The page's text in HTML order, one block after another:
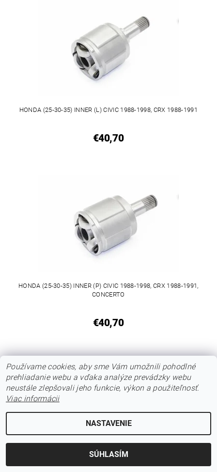
HONDA (25-30-35) INNER (L) CIVIC 1988-1998, CRX 1988-1991
€40,70
HONDA (25-30-35) INNER (P) CIVIC 1988-1998, CRX 1988-1991,
CONCERTO
€40,70
Používame cookies, aby sme Vám umožnili pohodlné
prehliadanie webu a vďaka analýze prevádzky webu
neustále zlepšovali jeho funkcie, výkon a použiteľnosť.
Viac informácii
NASTAVENIE
SÚHLASÍM